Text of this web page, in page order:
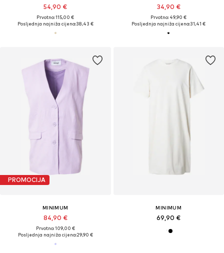
54,90 €
Prvotno: 115,00 €
Posljednja najniža cijena:38,43 €
34,90 €
Prvotno: 49,90 €
Posljednja najniža cijena:31,41 €
PROMOCIJA
MINIMUM
84,90 €
Prvotno: 109,00 €
Posljednja najniža cijena:29,90 €
MINIMUM
69,90 €